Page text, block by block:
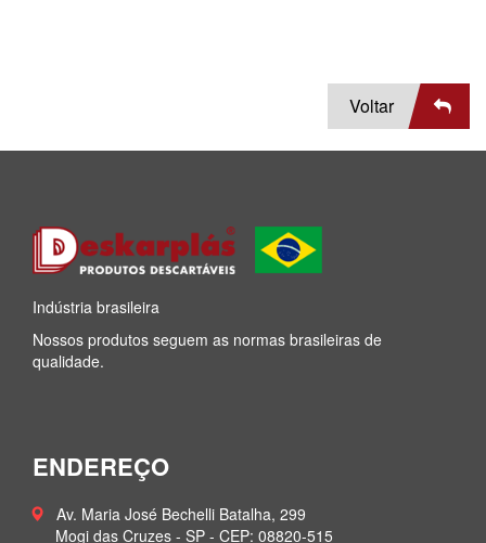
Voltar
Indústria brasileira
Nossos produtos seguem as normas brasileiras de
qualidade.
ENDEREÇO
Av. Maria José Bechelli Batalha, 299
Mogi das Cruzes - SP - CEP: 08820-515